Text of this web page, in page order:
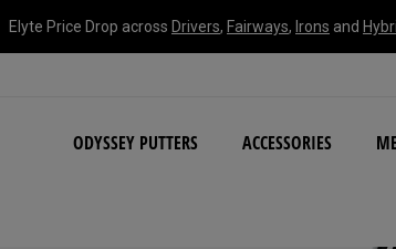
Elyte Price Drop across Drivers, Fairways, Irons and
ODYSSEY PUTTERS ACCESSORIES
NEW